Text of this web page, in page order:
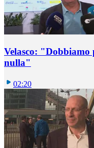
Velasco: "Dobbiamo
nulla"
02:20